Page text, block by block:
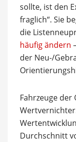
sollte, ist den
fraglich“. Sie
die
häufig ändern
der Neu-/
Fahrzeuge der
Durchschnitt